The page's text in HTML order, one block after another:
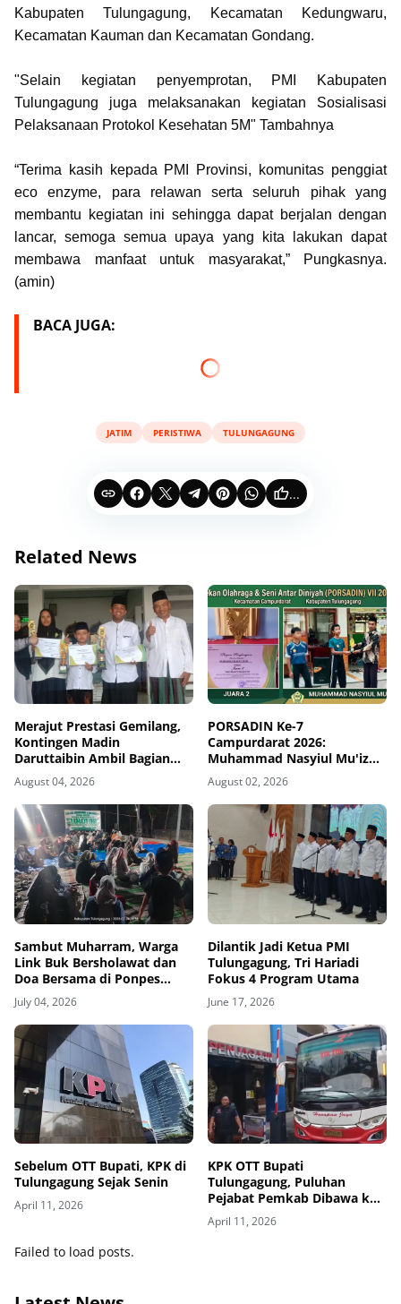
Kabupaten Tulungagung, Kecamatan Kedungwaru,
Kecamatan Kauman dan Kecamatan Gondang.
"Selain kegiatan penyemprotan, PMI Kabupaten
Tulungagung juga melaksanakan kegiatan Sosialisasi
Pelaksanaan Protokol Kesehatan 5M" Tambahnya
“Terima kasih kepada PMI Provinsi, komunitas penggiat
eco enzyme, para relawan serta seluruh pihak yang
membantu kegiatan ini sehingga dapat berjalan dengan
lancar, semoga semua upaya yang kita lakukan dapat
membawa manfaat untuk masyarakat,” Pungkasnya.
(amin)
BACA JUGA:
JATIM PERISTIWA TULUNGAGUNG
...
Related News
Merajut Prestasi Gemilang,
Kontingen Madin
Daruttaibin Ambil Bagian
Penuh dan Berjaya dalam
Seleksi PORSADIN
Campurdarat 2026
August 04, 2026
PORSADIN Ke-7
Campurdarat 2026:
Muhammad Nasyiul Mu'iz
Sukses Raih Juara 2 Tenis
Meja Putra Wustho
August 02, 2026
Sambut Muharram, Warga
Link Buk Bersholawat dan
Doa Bersama di Ponpes
Daruttaibin Campurdarat
July 04, 2026
Dilantik Jadi Ketua PMI
Tulungagung, Tri Hariadi
Fokus 4 Program Utama
June 17, 2026
Sebelum OTT Bupati, KPK di
Tulungagung Sejak Senin
April 11, 2026
KPK OTT Bupati
Tulungagung, Puluhan
Pejabat Pemkab Dibawa ke
Jakarta untuk Pemeriksaan
Lanjutan
April 11, 2026
Failed to load posts.